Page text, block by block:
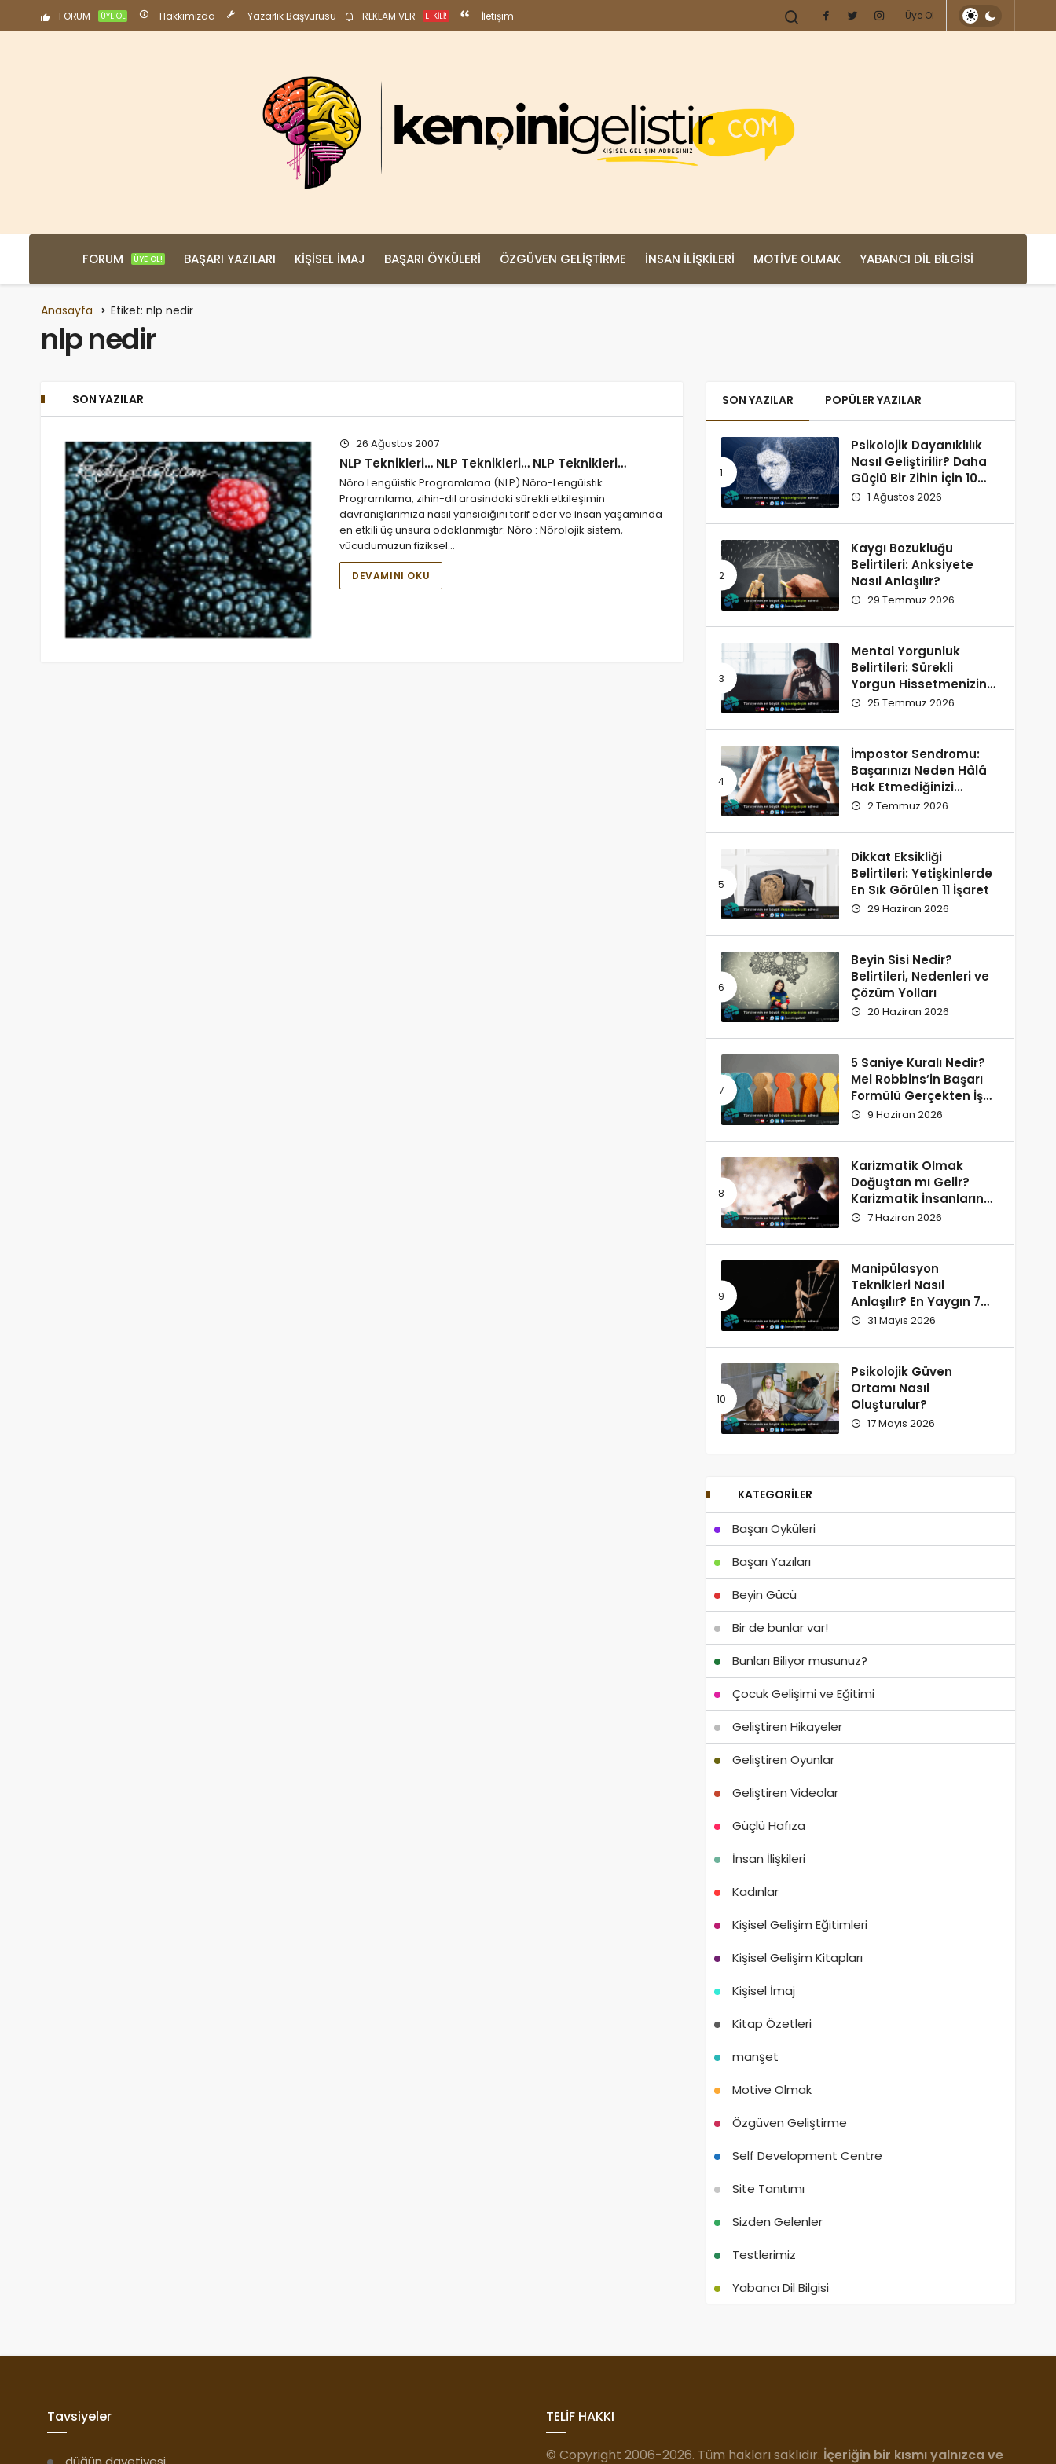
FORUM ÜYE OL Hakkımızda Yazarlık Başvurusu REKLAM VER ETKILI! İletişim Üye Ol
FORUM ÜYE OL! BAŞARI YAZILARI KIŞISEL İMAJ BAŞARI ÖYKÜLERI ÖZGÜVEN GELIŞTIRME İNSAN İLIŞKILERI MOTIVE OLMAK YABANCI DIL BILGISI
Anasayfa Etiket: nlp nedir
nlp nedir
SON YAZILAR
26 Ağustos 2007
NLP Teknikleri… NLP Teknikleri… NLP Teknikleri…
Nöro Lengüistik Programlama (NLP) Nöro-Lengüistik
Programlama, zihin-dil arasindaki sürekli etkileşimin
davranışlarımıza nasıl yansıdığını tarif eder ve insan yaşamında
en etkili üç unsura odaklanmıştır: Nöro : Nörolojik sistem,
vücudumuzun fiziksel…
DEVAMINI OKU
SON YAZILAR POPÜLER YAZILAR
Psikolojik Dayanıklılık
Nasıl Geliştirilir? Daha
Güçlü Bir Zihin İçin 10
Alışkanlık
1 Ağustos 2026
Kaygı Bozukluğu
Belirtileri: Anksiyete
Nasıl Anlaşılır?
29 Temmuz 2026
Mental Yorgunluk
Belirtileri: Sürekli
Yorgun Hissetmenizin
12 Olası Nedeni
25 Temmuz 2026
İmpostor Sendromu:
Başarınızı Neden Hâlâ
Hak Etmediğinizi
Düşünüyorsunuz?
2 Temmuz 2026
Dikkat Eksikliği
Belirtileri: Yetişkinlerde
En Sık Görülen 11 İşaret
29 Haziran 2026
Beyin Sisi Nedir?
Belirtileri, Nedenleri ve
Çözüm Yolları
20 Haziran 2026
5 Saniye Kuralı Nedir?
Mel Robbins’in Başarı
Formülü Gerçekten İşe
Yarıyor
9 Haziran 2026
Karizmatik Olmak
Doğuştan mı Gelir?
Karizmatik İnsanların
Ortak Özellikleri
7 Haziran 2026
Manipülasyon
Teknikleri Nasıl
Anlaşılır? En Yaygın 7
İşaret
31 Mayıs 2026
Psikolojik Güven
Ortamı Nasıl
Oluşturulur?
17 Mayıs 2026
KATEGORILER
Başarı Öyküleri
Başarı Yazıları
Beyin Gücü
Bir de bunlar var!
Bunları Biliyor musunuz?
Çocuk Gelişimi ve Eğitimi
Geliştiren Hikayeler
Geliştiren Oyunlar
Geliştiren Videolar
Güçlü Hafıza
İnsan İlişkileri
Kadınlar
Kişisel Gelişim Eğitimleri
Kişisel Gelişim Kitapları
Kişisel İmaj
Kitap Özetleri
manşet
Motive Olmak
Özgüven Geliştirme
Self Development Centre
Site Tanıtımı
Sizden Gelenler
Testlerimiz
Yabancı Dil Bilgisi
Tavsiyeler TELİF HAKKI
© Copyright 2006-2026. Tüm hakları saklıdır. İçeriğin bir kısmı yalnızca ve